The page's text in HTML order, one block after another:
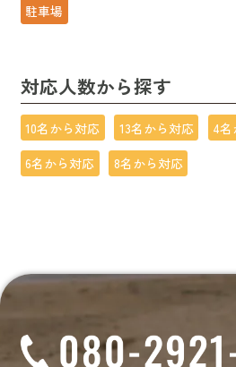
駐車場
対応人数から探す
10名から対応 13名から対応
4
6名から対応
8名から対応